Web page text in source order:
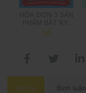
CHỈ TÍNH TIỀN 2,
0đ
Mô tả Bình luận